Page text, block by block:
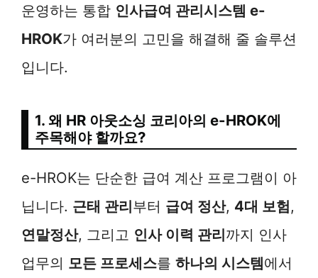
운영하는 통합 인사급여 관리시스템 e-
HROK가 여러분의 고민을 해결해 줄 솔루션
입니다.
1. 왜 HR 아웃소싱 코리아의 e-HROK에
주목해야 할까요?
e-HROK는 단순한 급여 계산 프로그램이 아
닙니다. 근태 관리부터 급여 정산, 4대 보험,
연말정산, 그리고 인사 이력 관리까지 인사
업무의 모든 프로세스를 하나의 시스템에서